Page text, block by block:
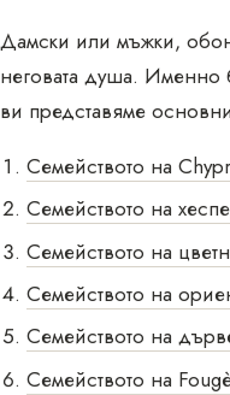
Дамски или мъжки,
неговата душа. Именно
ви представяме
Семейството на
Семейството на
Семейството на
Семейството на
Семейството на
Семейството на